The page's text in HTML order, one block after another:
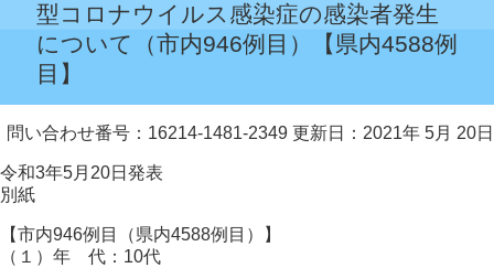
型コロナウイルス感染症の感染者発生
について（市内946例目）【県内4588例
目】
問い合わせ番号：16214-1481-2349 更新日：2021年 5月 20日
令和3年5月20日発表
別紙
【市内946例目（県内4588例目）】
（１）年 代：10代